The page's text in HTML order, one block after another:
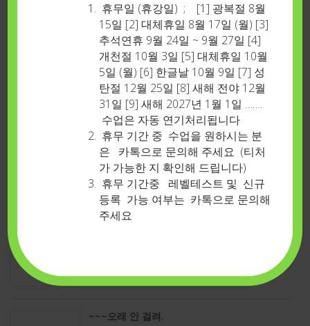
Short sentence : 일상 생활 속에서 정말 자주 쓰이는 표
현들 ………(더 보기)
~~~~~~긴장 풀어요
Just kick back and relax a little bit. (긴장 풀고 좀
쉬도..
admin
2017-08-25 22
No image
~~~오래 안 걸려.
휴무일 (휴강일) ; [1] 광복절 8월
15일 [2] 대체휴일 8월 17일 (월) [3]
추석연휴 9월 24일 ~ 9월 27일 [4]
개천절 10월 3일 [5] 대체휴일 10월
5일 (월) [6] 한글날 10월 9일 [7] 성
탄절 12월 25일 [8] 새해 전야 12월
31일 [9] 새해 2027년 1월 1일 …….
수업은 자동 연기처리됩니다
휴무 기간 중 수업을 원하시는 분
은 카톡으로 문의해 주세요 (티처
가 가능한 지 확인해 드립니다)
휴무 기간중 레벨테스트 및 신규
등록 가능 여부는 카톡으로 문의해
주세요